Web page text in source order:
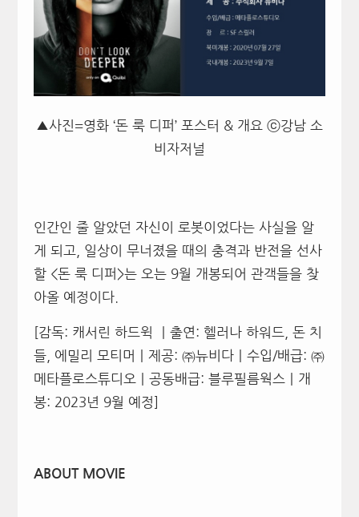
▲사진=영화 ‘돈 룩 디퍼’ 포스터 & 개요 ⓒ강남 소
비자저널
인간인 줄 알았던 자신이 로봇이었다는 사실을 알
게 되고, 일상이 무너졌을 때의 충격과 반전을 선사
할 <돈 룩 디퍼>는 오는 9월 개봉되어 관객들을 찾
아올 예정이다.
[감독: 캐서린 하드윅 ㅣ출연: 헬러나 하워드
돈 치
들, 에밀리 모티머ㅣ제공: ㈜뉴비다ㅣ수입/배급: ㈜
메타플로스튜디오ㅣ공동배급: 블루필름웍스ㅣ개
봉: 2023년 9월 예정]
ABOUT MOVIE